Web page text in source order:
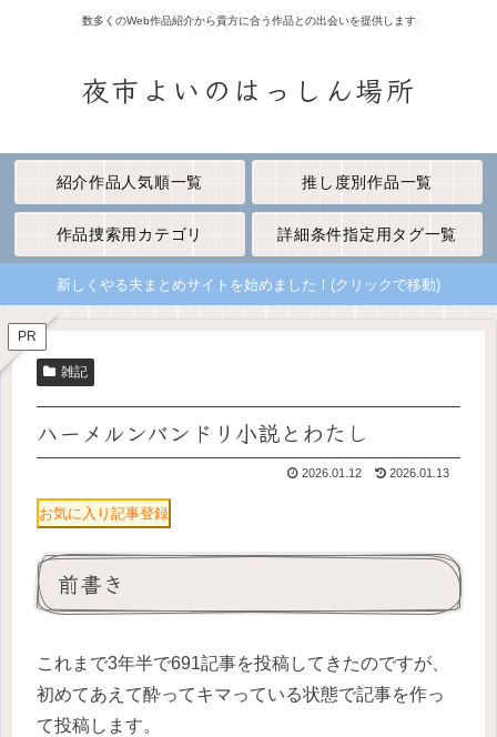
数多くのWeb作品紹介から貴方に合う作品との出会いを提供します
夜市よいのはっしん場所
紹介作品人気順一覧 推し度別作品一覧
作品捜索用カテゴリ 詳細条件指定用タグ一覧
新しくやる夫まとめサイトを始めました！(クリックで移動)
PR
雑記
ハーメルンバンドリ小説とわたし
2026.01.12 2026.01.13
お気に入り記事登録
前書き
これまで3年半で691記事を投稿してきたのですが、
初めてあえて酔ってキマっている状態で記事を作っ
て投稿します。